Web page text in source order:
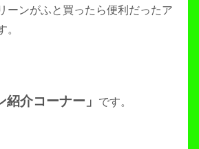
ーンがふと買ったら便利だったア
。
紹介コーナー」 です。